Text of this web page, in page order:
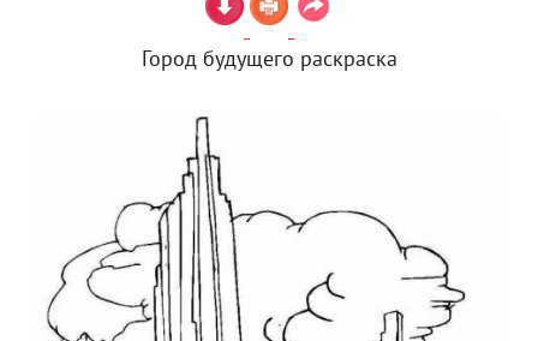
Город будущего раскраска